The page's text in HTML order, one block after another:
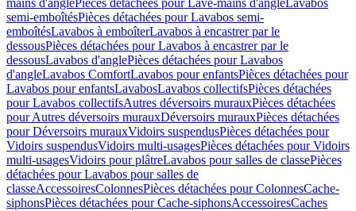
mains d'anglePièces détachées pour Lave-mains d'angleLavabos
semi-emboîtésPièces détachées pour Lavabos semi-
emboîtésLavabos à emboîterLavabos à encastrer par le
dessousPièces détachées pour Lavabos à encastrer par le
dessousLavabos d'anglePièces détachées pour Lavabos
d'angleLavabos ComfortLavabos pour enfantsPièces détachées pour
Lavabos pour enfantsLavabosLavabos collectifsPièces détachées
pour Lavabos collectifsAutres déversoirs murauxPièces détachées
pour Autres déversoirs murauxDéversoirs murauxPièces détachées
pour Déversoirs murauxVidoirs suspendusPièces détachées pour
Vidoirs suspendusVidoirs multi-usagesPièces détachées pour Vidoirs
multi-usagesVidoirs pour plâtreLavabos pour salles de classePièces
détachées pour Lavabos pour salles de
classeAccessoiresColonnesPièces détachées pour ColonnesCache-
siphonsPièces détachées pour Cache-siphonsAccessoiresCaches